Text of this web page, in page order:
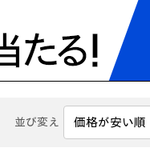
並び変え